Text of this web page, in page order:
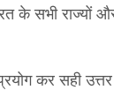
के सभी राज्यों
कर सही